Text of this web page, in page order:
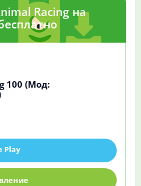
Racing на
100 (Мод:
Play